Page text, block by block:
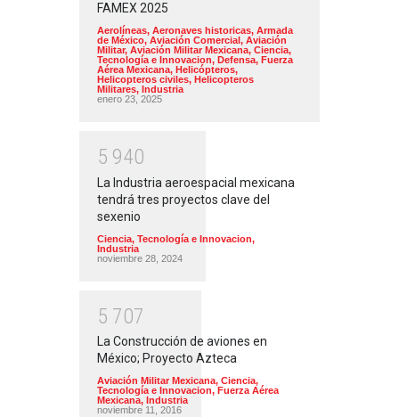
FAMEX 2025
Aerolíneas, Aeronaves historicas, Armada
de México, Aviación Comercial, Aviación
Militar, Aviación Militar Mexicana, Ciencia,
Tecnología e Innovacion, Defensa, Fuerza
Aérea Mexicana, Helicópteros,
Helicopteros civiles, Helicopteros
Militares, Industria
enero 23, 2025
5 940
La Industria aeroespacial mexicana
tendrá tres proyectos clave del
sexenio
Ciencia, Tecnología e Innovacion,
Industria
noviembre 28, 2024
5 707
La Construcción de aviones en
México; Proyecto Azteca
Aviación Militar Mexicana, Ciencia,
Tecnología e Innovacion, Fuerza Aérea
Mexicana, Industria
noviembre 11, 2016